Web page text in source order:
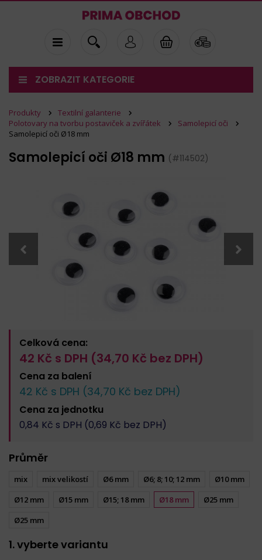
ZOBRAZIT KATEGORIE
Produkty
Textilní galanterie
Polotovary na tvorbu postaviček a zvířátek
Samolepicí oči
Samolepicí oči Ø18 mm
Samolepicí oči Ø18 mm (#114502)
Celková cena:
42 Kč s DPH (34,70 Kč bez DPH)
Cena za balení
42 Kč s DPH (34,70 Kč bez DPH)
Cena za jednotku
0,84 Kč s DPH (0,69 Kč bez DPH)
Průměr
mix mix velikostí Ø6 mm Ø6; 8; 10; 12 mm
Ø10 mm
Ø12 mm
Ø15 mm Ø15; 18 mm Ø18 mm
Ø25 mm
Ø25 mm
1. vyberte variantu